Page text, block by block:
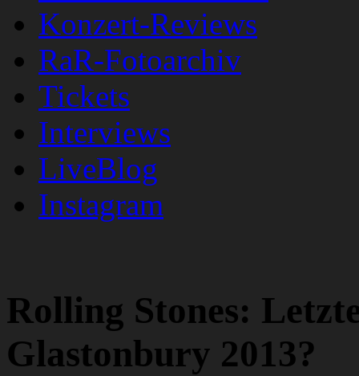
Konzert-Reviews
RaR-Fotoarchiv
Tickets
Interviews
LiveBlog
Instagram
Rolling Stones:
Glastonbury 2013?